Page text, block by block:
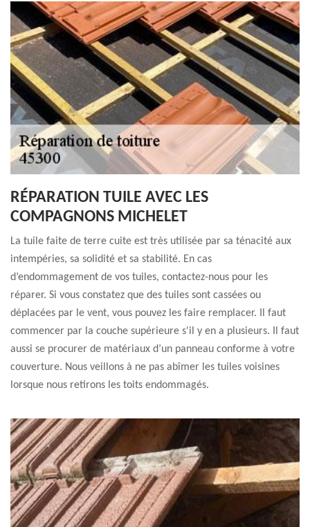
RÉPARATION TUILE AVEC LES
COMPAGNONS MICHELET
La tuile faite de terre cuite est très utilisée par sa ténacité aux
intempéries, sa solidité et sa stabilité. En cas
d’endommagement de vos tuiles, contactez-nous pour les
réparer. Si vous constatez que des tuiles sont cassées ou
déplacées par le vent, vous pouvez les faire remplacer. Il faut
commencer par la couche supérieure s'il y en a plusieurs. Il faut
aussi se procurer de matériaux d’un panneau conforme à votre
couverture. Nous veillons à ne pas abîmer les tuiles voisines
lorsque nous retirons les toits endommagés.